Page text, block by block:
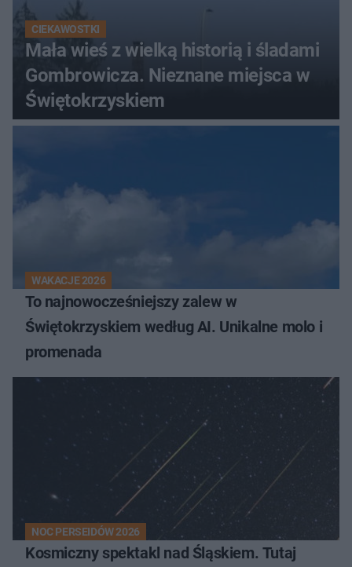
CIEKAWOSTKI
Mała wieś z wielką historią i śladami
Gombrowicza. Nieznane miejsca w
Świętokrzyskiem
WAKACJE 2026
To najnowocześniejszy zalew w
Świętokrzyskiem według AI. Unikalne molo i
promenada
NOC PERSEIDÓW 2026
Kosmiczny spektakl nad Śląskiem. Tutaj